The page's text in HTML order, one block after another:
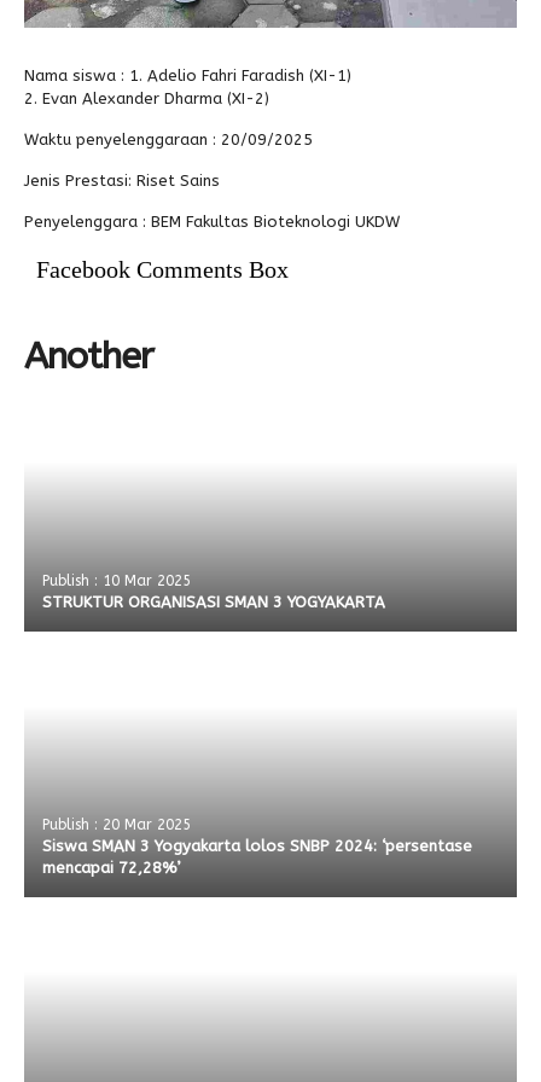
Nama siswa : 1. Adelio Fahri Faradish (XI-1)
2. Evan Alexander Dharma (XI-2)
Waktu penyelenggaraan : 20/09/2025
Jenis Prestasi: Riset Sains
Penyelenggara : BEM Fakultas Bioteknologi UKDW
Facebook Comments Box
Another
Publish : 10 Mar 2025
STRUKTUR ORGANISASI SMAN 3 YOGYAKARTA
Publish : 20 Mar 2025
Siswa SMAN 3 Yogyakarta lolos SNBP 2024: ‘persentase
mencapai 72,28%’